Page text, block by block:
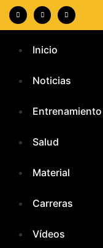
Inicio
Noticias
Entrenamiento
Salud
Material
Carreras
Vídeos